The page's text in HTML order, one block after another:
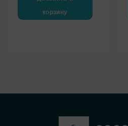
27.69 €.
корзину